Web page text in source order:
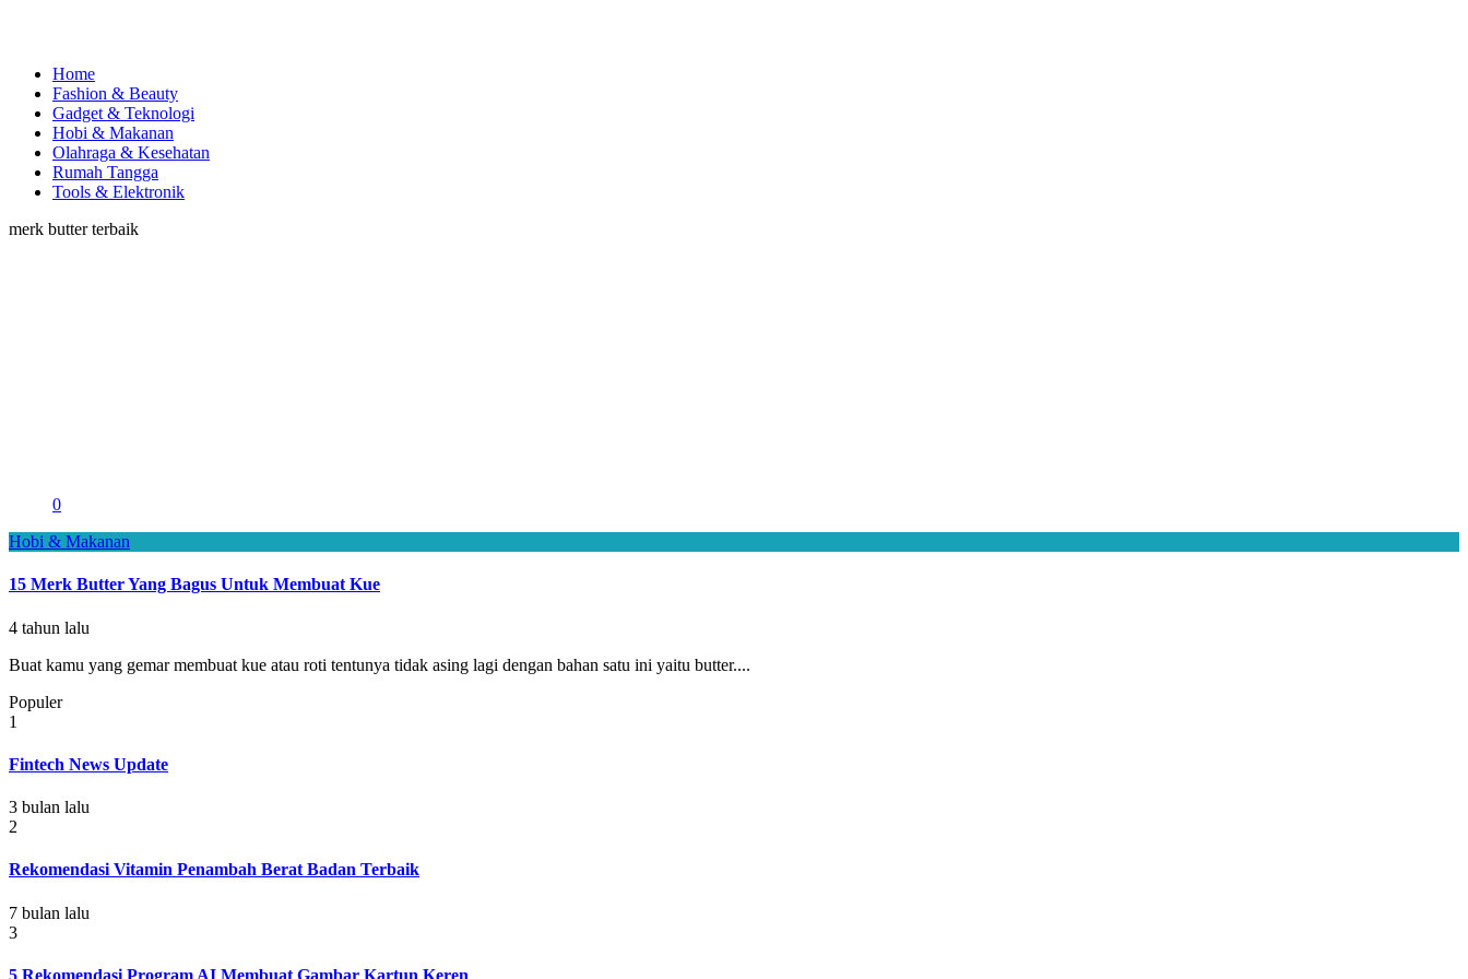
Home
Fashion & Beauty
Gadget & Teknologi
Hobi & Makanan
Olahraga & Kesehatan
Rumah Tangga
Tools & Elektronik
merk butter terbaik
0
Hobi & Makanan
15 Merk Butter Yang Bagus Untuk Membuat Kue
4 tahun lalu
Buat kamu yang gemar membuat kue atau roti tentunya tidak asing lagi dengan bahan satu ini yaitu butter....
Populer
1
Fintech News Update
3 bulan lalu
2
Rekomendasi Vitamin Penambah Berat Badan Terbaik
7 bulan lalu
3
5 Rekomendasi Program AI Membuat Gambar Kartun Keren